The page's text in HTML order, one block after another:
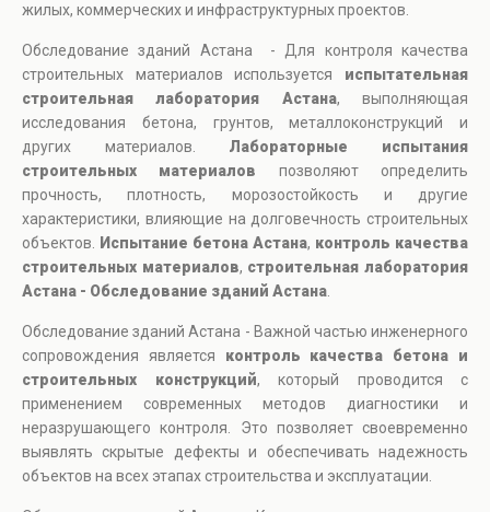
жилых, коммерческих и инфраструктурных проектов.
Обследование зданий Астана - Для контроля качества
строительных материалов используется испытательная
строительная лаборатория Астана, выполняющая
исследования бетона, грунтов, металлоконструкций и
других материалов. Лабораторные испытания
строительных материалов позволяют определить
прочность, плотность, морозостойкость и другие
характеристики, влияющие на долговечность строительных
объектов.
Испытание бетона Астана, контроль качества
строительных материалов, строительная лаборатория
Астана - Обследование зданий Астана
Обследование зданий Астана - Важной частью инженерного
сопровождения является контроль качества бетона и
строительных конструкций, который проводится с
применением современных методов диагностики и
неразрушающего контроля. Это позволяет своевременно
выявлять скрытые дефекты и обеспечивать надежность
объектов на всех этапах строительства и эксплуатации.